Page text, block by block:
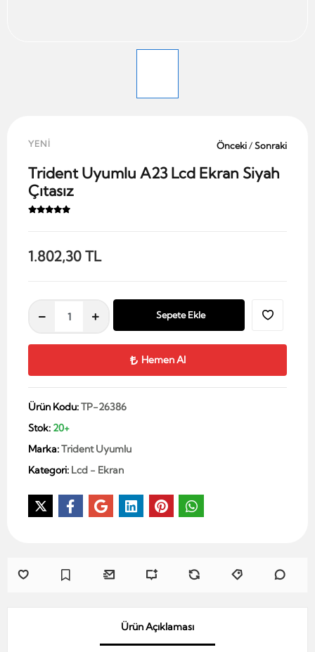
YENİ Önceki/Sonraki
Trident Uyumlu A23 Lcd Ekran Siyah
Çıtasız
1.802,30 TL
Sepete Ekle
Hemen Al
Ürün Kodu:TP-26386
Stok: 20+
Marka:Trident Uyumlu
Kategori: Lcd - Ekran
Ürün Açıklaması